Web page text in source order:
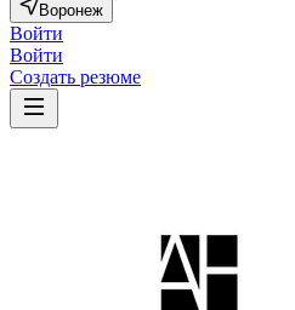
Воронеж
Войти
Войти
Создать резюме